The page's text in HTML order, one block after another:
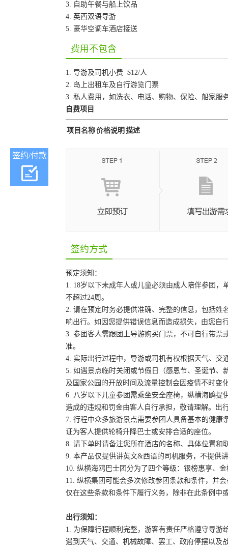
3. 自助午餐与船上饮品
4. 英西双语导游
5. 豪华空调车酒店接送
费用不包含
1. 导游及司机小费 $12/人
2. 岛上出租车及自行游览门票
3. 私人费用，如洗衣、电话、购物、保险、船家服
自费项目
项目名称价格说明 描述
签约/付款
签约方式
预定须知：
1. 18岁以下未成年人或儿童必须由成人陪伴参团
不超过24周。
2. 请在预定时务必提供准确、完整的信息，包括
响出行。如因您提供错误信息而造成损失，由您自
3. 参团客人需跟团上导游购买门票，不可自行带票
准。
4. 实际出行过程中，导游或司机有权根据天气、
5. 如遇景点临时关闭或节假日（感恩节、圣诞节
及国家公园的开放时间及流量控制会因疫情不时变
6. 八岁以下儿童参团需乘坐安全座椅，纵横海鸥提
造成的违规和罚金由客人自行承担，敬请理解。出
7. 行程中众多旅游景点需要参团人具备基本的健
证为客人提供轮椅升降巴士或安排合适的座位。
8. 请下单时请备注您所在酒店的名称、具体位置和
9. 本产品仅提供讲英文&西语的司机服务，不提供
10. 纵横海鸥巴士团分为了四个等级：银榜惠享、
11. 纵横集团可能会多次修改参团条款和条件，并
仅在这些条款和条件下履行义务，除非在此条例中
出行须知：
1. 为保障行程顺利完整，游客有责任严格遵守导
遇到天气、交通、机械故障、罢工、政府停摆以及